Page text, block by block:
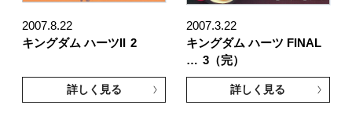
2007.8.22
キングダム ハーツII
2
詳しく見る
2007.3.22
キングダム ハーツ FINAL
… 3（完）
詳しく見る